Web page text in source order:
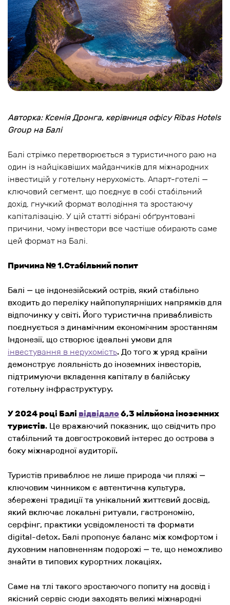
Авторка: Ксенія Дронга, керівниця офісу Ribas Hotels
Group на Балі
Балі стрімко перетворюється з туристичного раю на
один із найцікавіших майданчиків для міжнародних
інвестицій у готельну нерухомість. Апарт-готелі —
ключовий сегмент, що поєднує в собі стабільний
дохід, гнучкий формат володіння та зростаючу
капіталізацію. У цій статті зібрані обґрунтовані
причини, чому інвестори все частіше обирають саме
цей формат на Балі.
Причина № 1.Стабільний попит
Балі — це індонезійський острів, який стабільно
входить до переліку найпопулярніших напрямків для
відпочинку у світі. Його туристична привабливість
поєднується з динамічним економічним зростанням
Індонезії, що створює ідеальні умови для
інвестування в нерухомість. До того ж уряд країни
демонструє лояльність до іноземних інвесторів,
підтримуючи вкладення капіталу в балійську
готельну інфраструктуру.
У 2024 році Балі відвідало6,3 мільйона іноземних
туристів. Це вражаючий показник, що свідчить про
стабільний та довгостроковий інтерес до острова з
боку міжнародної аудиторії.
Туристів приваблює не лише природа чи пляжі —
ключовим чинником є автентична культура,
збережені традиції та унікальний життєвий досвід,
який включає локальні ритуали, гастрономію,
серфінг, практики усвідомленості та формати
digital-detox. Балі пропонує баланс між комфортом і
духовним наповненням подорожі — те, що неможливо
знайти в типових курортних локаціях.
Саме на тлі такого зростаючого попиту на досвід і
якісний сервіс сюди заходять великі міжнародні